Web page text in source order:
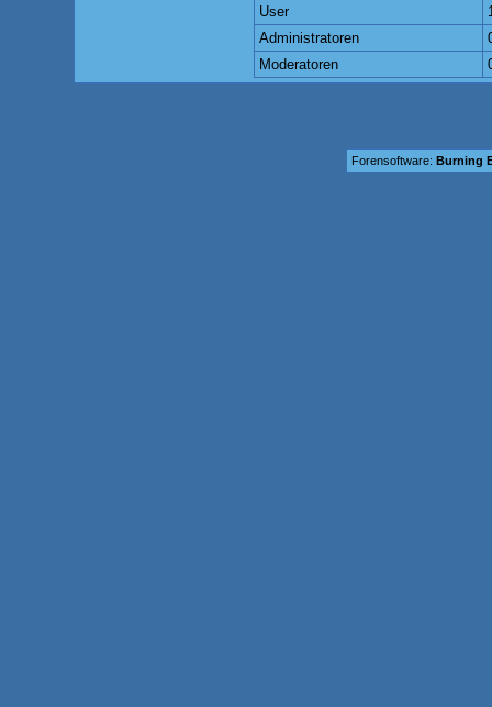
User
Administratoren
Moderatoren
Forensoftware: Burning